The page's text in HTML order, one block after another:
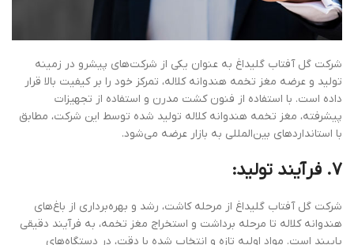
شرکت گل آفتاب گلیداغ به عنوان یکی از شرکت‌های پیشرو در زمینه
تولید و عرضه مغز تخمه هندوانه کلاله، تمرکز خود را بر کیفیت بالا قرار
داده است. با استفاده از فنون کشت مدرن و استفاده از تجهیزات
پیشرفته، مغز تخمه هندوانه کلاله تولید شده توسط این شرکت، مطابق
با استانداردهای بین‌المللی به بازار عرضه می‌شود.
7. فرآیند تولید:
شرکت گل آفتاب گلیداغ از مرحله کاشت، رشد و بهره‌برداری از باغ‌های
هندوانه کلاله تا مرحله برداشت و استخراج مغز تخمه، به فرآیند دقیقی
پایبند است. مواد اولیه تازه و انتخاب شده با دقت، در دستگاه‌های